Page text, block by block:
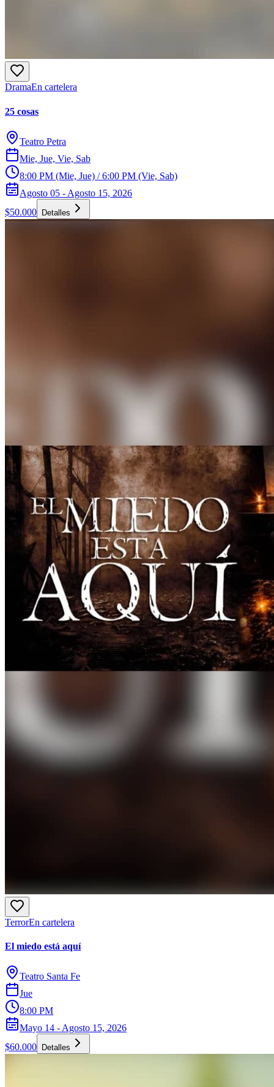
DramaEn cartelera
25 cosas
Teatro Petra
Mie, Jue, Vie, Sab
8:00 PM (Mie, Jue) / 6:00 PM (Vie, Sab)
Agosto 05 - Agosto 15, 2026
$50.000
Detalles
TerrorEn cartelera
El miedo está aquí
Teatro Santa Fe
Jue
8:00 PM
Mayo 14 - Agosto 15, 2026
$60.000
Detalles